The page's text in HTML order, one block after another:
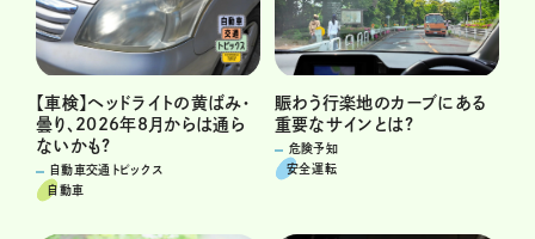
【車検】ヘッドライトの黄ばみ・
曇り、2026年8月からは通ら
ないかも?
自動車交通トピックス
自動車
賑わう行楽地のカーブにある
重要なサインとは?
危険予知
安全運転